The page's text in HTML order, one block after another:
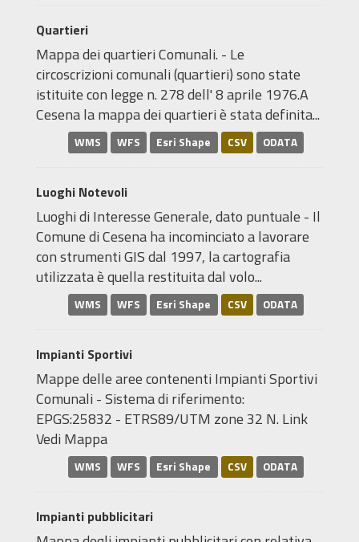
Quartieri
Mappa dei quartieri Comunali. - Le
circoscrizioni comunali (quartieri) sono state
istituite con legge n. 278 dell' 8 aprile 1976.A
Cesena la mappa dei quartieri è stata definita...
WMS WFS Esri Shape CSV ODATA
Luoghi Notevoli
Luoghi di Interesse Generale, dato puntuale - Il
Comune di Cesena ha incominciato a lavorare
con strumenti GIS dal 1997, la cartografia
utilizzata è quella restituita dal volo...
WMS WFS Esri Shape CSV ODATA
Impianti Sportivi
Mappe delle aree contenenti Impianti Sportivi
Comunali - Sistema di riferimento:
EPGS:25832 - ETRS89/UTM zone 32 N. Link
Vedi Mappa
WMS WFS Esri Shape CSV ODATA
Impianti pubblicitari